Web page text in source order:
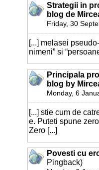
Strategii in
blog de
Friday, 30
[...] melasei
nimeni” si
Principala
blog by
Monday, 6
[...] stie cum de
e. Puteti spune
Zero [...]
Povesti cu
Pingback)